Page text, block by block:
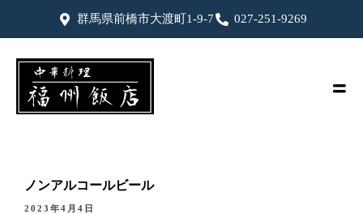
群馬県前橋市大渡町1-9-7 027-251-9269
ノンアルコールビール
2023年4月4日